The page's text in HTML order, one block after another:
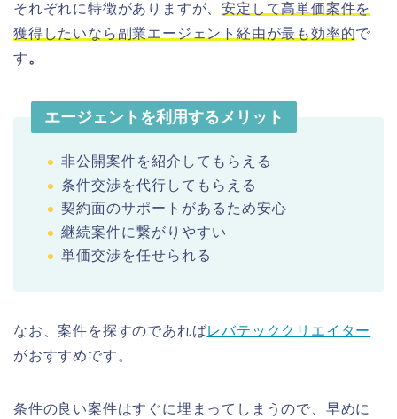
それぞれに特徴がありますが、安定して高単価案件を
獲得したいなら副業エージェント経由が最も効率的で
す。
エージェントを利用するメリット
非公開案件を紹介してもらえる
条件交渉を代行してもらえる
契約面のサポートがあるため安心
継続案件に繋がりやすい
単価交渉を任せられる
なお、案件を探すのであればレバテッククリエイター
がおすすめです。
条件の良い案件はすぐに埋まってしまうので、早めに